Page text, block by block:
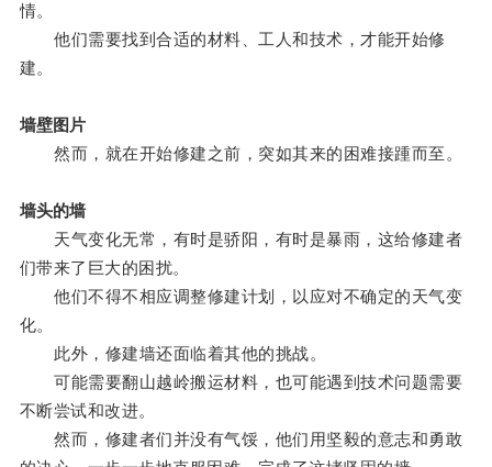
情。
他们需要找到合适的材料、工人和技术，才能开始修
建。
墙壁图片
然而，就在开始修建之前，突如其来的困难接踵而至。
墙头的墙
天气变化无常，有时是骄阳，有时是暴雨，这给修建者
们带来了巨大的困扰。
他们不得不相应调整修建计划，以应对不确定的天气变
化。
此外，修建墙还面临着其他的挑战。
可能需要翻山越岭搬运材料，也可能遇到技术问题需要
不断尝试和改进。
然而，修建者们并没有气馁，他们用坚毅的意志和勇敢